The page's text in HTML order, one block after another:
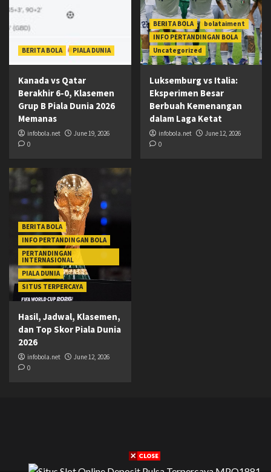
BERITA BOLA PIALA DUNIA
Kanada vs Qatar
Berakhir 6-0, Klasemen
Grup B Piala Dunia 2026
Memanas
infobola.net
June 19, 2026
0
BERITA BOLA
bolataiment
INFO PERTANDINGAN BOLA
Uncategorized
Luksemburg vs Italia:
Eksperimen Besar
Berbuah Kemenangan
dalam Laga Ketat
infobola.net
June 12, 2026
0
BERITA BOLA
INFO PERTANDINGAN BOLA
PERTANDINGAN
INTERNASIONAL
PIALA DUNIA
SITUS TERPERCAYA
Hasil, Jadwal, Klasemen,
dan Top Skor Piala Dunia
2026
infobola.net
June 12, 2026
0